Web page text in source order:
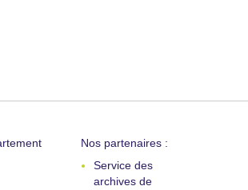
Nos partenaires :
Service des
archives de